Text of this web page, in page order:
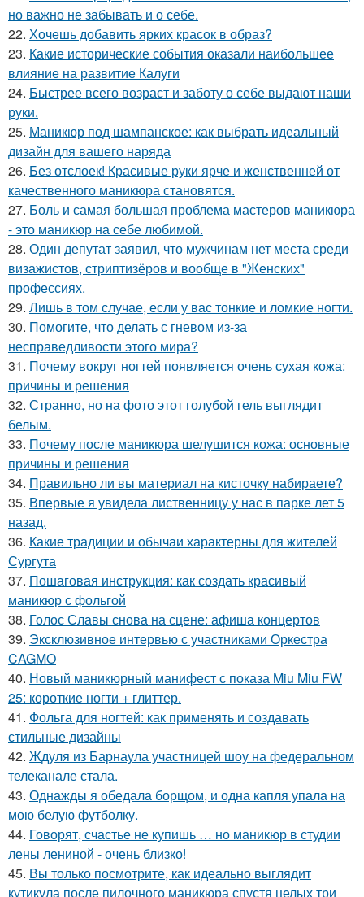
но важно не забывать и о себе.
22. Хочешь добавить ярких красок в образ?
23. Какие исторические события оказали наибольшее
влияние на развитие Калуги
24. Быстрее всего возраст и заботу о себе выдают наши
руки.
25. Маникюр под шампанское: как выбрать идеальный
дизайн для вашего наряда
26. Без отслоек! Красивые руки ярче и женственней от
качественного маникюра становятся.
27. Боль и самая большая проблема мастеров маникюра
- это маникюр на себе любимой.
28. Один депутат заявил, что мужчинам нет места среди
визажистов, стриптизёров и вообще в "Женских"
профессиях.
29. Лишь в том случае, если у вас тонкие и ломкие ногти.
30. Помогите, что делать с гневом из-за
несправедливости этого мира?
31. Почему вокруг ногтей появляется очень сухая кожа:
причины и решения
32. Странно, но на фото этот голубой гель выглядит
белым.
33. Почему после маникюра шелушится кожа: основные
причины и решения
34. Правильно ли вы материал на кисточку набираете?
35. Впервые я увидела лиственницу у нас в парке лет 5
назад.
36. Какие традиции и обычаи характерны для жителей
Сургута
37. Пошаговая инструкция: как создать красивый
маникюр с фольгой
38. Голос Славы снова на сцене: афиша концертов
39. Эксклюзивное интервью с участниками Оркестра
CAGMO
40. Новый маникюрный манифест с показа Miu Miu FW
25: короткие ногти + глиттер.
41. Фольга для ногтей: как применять и создавать
стильные дизайны
42. Ждуля из Барнаула участницей шоу на федеральном
телеканале стала.
43. Однажды я обедала борщом, и одна капля упала на
мою белую футболку.
44. Говорят, счастье не купишь … но маникюр в студии
лены лениной - очень близко!
45. Вы только посмотрите, как идеально выглядит
кутикула после пилочного маникюра спустя целых три